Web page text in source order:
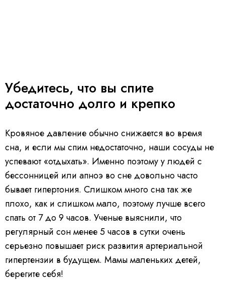
Убедитесь, что вы спите
достаточно долго и крепко
Кровяное давление обычно снижается во время
сна, и если мы спим недостаточно, наши сосуды не
успевают «отдыхать». Именно поэтому у людей с
бессонницей или апноэ во сне довольно часто
бывает гипертония. Слишком много сна так же
плохо, как и слишком мало, поэтому лучше всего
спать от 7 до 9 часов. Ученые выяснили, что
регулярный сон менее 5 часов в сутки очень
серьезно повышает риск развития артериальной
гипертензии в будущем. Мамы маленьких детей,
берегите себя!